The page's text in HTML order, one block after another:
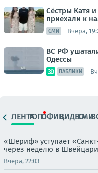
Сёстры Катя
приехали к
СМИ Вчера,
ВС РФ
Одессы
ПАБЛИКИ
ЛЕНТАТОПОФИЦ.ВИДЕОСМИ
«Шериф» уступает
через неделю в
Вчера, 22:03